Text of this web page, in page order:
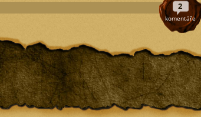
2
komentáře